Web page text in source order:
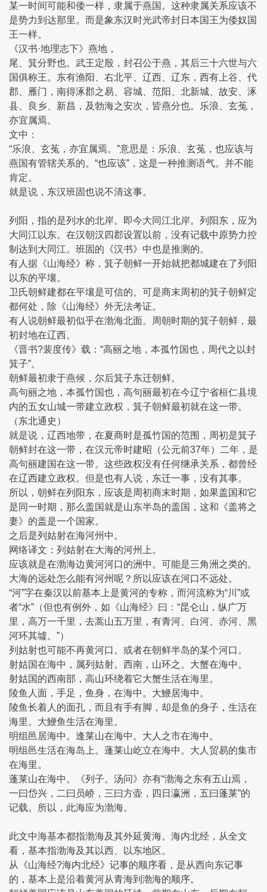
某一时间可能和倭一样，隶属于燕国。这种隶属关系应该不
是势力到达那里。而是象东汉时光武帝封日本国王为倭奴国
王一样。
《汉书·地理志下》燕地，
尾、箕分野也。武王定殷，封召公于燕，其后三十六世与六
国俱称王。东有渔阳、右北平、辽西、辽东，西有上谷、代
郡、雁门，南得涿郡之易、容城、范阳、北新城、故安、涿
县、良乡、新昌，及勃海之安次，皆燕分也。乐浪、玄菟，
亦宜属焉。
文中：
“乐浪、玄菟，亦宜属焉。”意思是：乐浪、玄菟，也应该与
燕国有管辖关系的。“也应该”，这是一种推测语气。并不能
肯定。
就是说，东汉班固也说不清这事。
列阳，指的是列水的北岸。即今大同江北岸。列阳东，应为
大同江以东。在汉朝汉四郡设置以前，没有记载中原势力控
制达到大同江。班固的《汉书》中也是推测的。
有人据《山海经》称，箕子朝鲜一开始就把都城建在了列阳
以东的平壤。
卫氏朝鲜建都在平壤是可信的。可是商末周初的箕子朝鲜定
都何处，除《山海经》外无法考证。
有人说朝鲜最初似乎在渤海北面。周朝时期的箕子朝鲜，最
初封地在辽西。
《晋书?裴度传》载：“高丽之地，本孤竹国也，周代之以封
箕子”。
朝鲜最初隶于燕候，尔后箕子东迁朝鲜。
高句丽之地，本孤竹国也，高句丽最初在今辽宁省桓仁县境
内的五女山城一带建立政权，箕子朝鲜最初就在这一带。
（东北通史）
就是说，辽西地带，在夏商时是孤竹国的范围，周初是箕子
朝鲜封在这一带，在汉元帝时建昭（公元前37年）二年，是
高句丽建国在这一带。这些政权没有任何继承关系，都曾经
在辽西建立政权。但是也有人说，东迁一事，没有其事。
所以，朝鲜在列阳东，应该是周初商末时期，如果盖国和它
是同一时期，那么盖国就是山东半岛的盖国，这和《盖将之
妻》的盖是一个国家。
之后是列姑射在海河州中。
网络译文：列姑射在大海的河州上。
应该就是在渤海边黄河河口的洲中。可能是三角洲之类的。
大海的远处怎么能有河州呢？所以应该在河口不远处。
“河”字在秦汉以前基本上是黄河的专称，而河流称为“川”或
者“水”（但也有例外，如《山海经》曰：“昆仑山，纵广万
里，高万一千里，去蒿山五万里，有青河、白河、赤河、黑
河环其墟。”）
列姑射也可能不再黄河口。或者在朝鲜半岛的某个河口。
射姑国在海中，属列姑射。西南，山环之。大蟹在海中。
射姑国的西南部，高山环绕着它大蟹生活在海里。
陵鱼人面，手足，鱼身，在海中。大鯾居海中。
陵鱼长着人的面孔，而且有手有脚，却是鱼的身子，生活在
海里。大鯾鱼生活在海里。
明组邑居海中。逢莱山在海中。大人之市在海中。
明组邑生活在海岛上。蓬莱山屹立在海中。大人贸易的集市
在海里。
蓬莱山在海中。《列子。汤问》亦有“渤海之东有五山焉，
一曰岱兴，二曰员峤，三曰方壶，四日瀛洲，五曰蓬莱”的
记载。所以，此海应为渤海。
此文中海基本都指渤海及其外延黄海。海内北经，从全文
看，基本指渤海及其以西、以东地区。
从《山海经?海内北经》记事的顺序看，是从西向东记事
的，基本上是沿着黄河从青海到渤海的顺序。